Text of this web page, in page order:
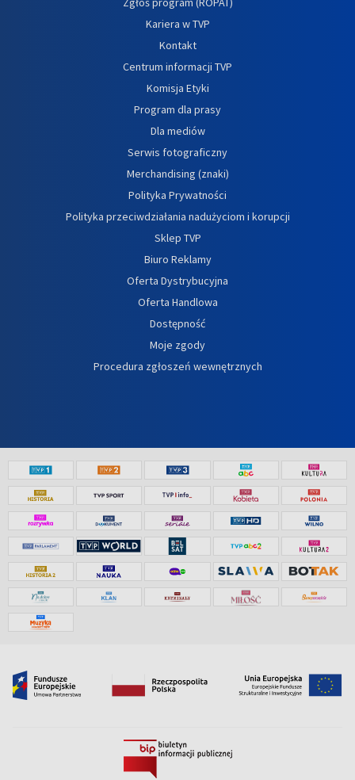
Kariera w TVP
Kontakt
Centrum informacji TVP
Komisja Etyki
Program dla prasy
Dla mediów
Serwis fotograficzny
Merchandising (znaki)
Polityka Prywatności
Polityka przeciwdziałania nadużyciom i korupcji
Sklep TVP
Biuro Reklamy
Oferta Dystrybucyjna
Oferta Handlowa
Dostępność
Moje zgody
Procedura zgłoszeń wewnętrznych